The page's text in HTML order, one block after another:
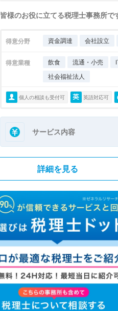
皆様のお役に立てる税理士事務所で
得意分野 資金調達 会社設立
得意業種 飲食 流通・小売
社会福祉法人
個人の相談も受付可 英語対応可
サービス内容
詳細を見る